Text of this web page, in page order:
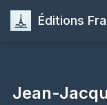
Éditions
Publier
Jean-